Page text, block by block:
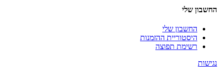
החשבון שלי
החשבון שלי
היסטוריית ההזמנות
רשימת תפוצה
נגישות